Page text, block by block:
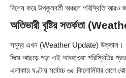
বিশেষ করে উপকূলবর্তী অঞ্চলে পরিস্থিতি আরও
অতিভারী বৃষ্টির সতর্কতা
সমুদ্র এখন (Weather Update) উত্তাল।
দিয়ে আছড়ে পড়া এই আবহাওয়া পরিস্থিতির
এলাকায় ঘণ্টায় সর্বোচ্চ ৬৫ কিলোমিটার বেগে